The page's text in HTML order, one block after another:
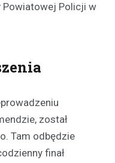
Powiatowej Policji w
został
Tam odbędzie
finał